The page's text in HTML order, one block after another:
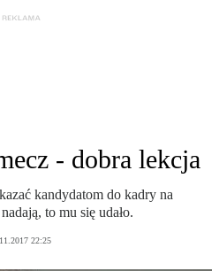
- dobra lekcja
kandydatom do kadry na
to mu się udało.
22:25